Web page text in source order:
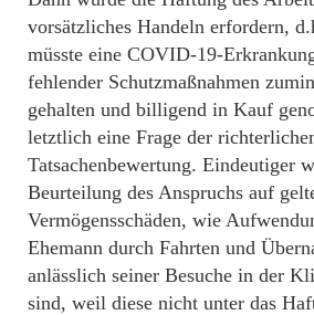
vorsätzliches Handeln erfordern,
müsste eine COVID-19-
fehlender Schutzmaßnahmen
gehalten und billigend in Kauf
letztlich eine Frage der
Tatsachenbewertung. Eindeutiger
Beurteilung des Anspruchs auf
Vermögensschäden, wie
Ehemann durch Fahrten und
anlässlich seiner Besuche in der
sind, weil diese nicht unter das